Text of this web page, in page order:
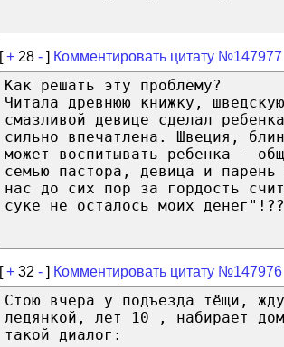
[+ 28 - ] Комментировать цитату №147977
Как решать эту проблему?
Читала древнюю книжку,
смазливой девице сделал
сильно впечатлена. Швеция,
может воспитывать ребенка -
семью пастора, девица и
нас до сих пор за гордость
суке не осталось моих
[+ 32 - ] Комментировать цитату №147976
Стою вчера у подъезда тёщи,
ледянкой, лет 10 , набирает
такой диалог: